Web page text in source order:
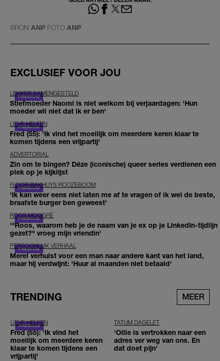
BRON ANP FOTO ANP
EXCLUSIEF VOOR JOU
LEKKER SAMENGESTELD
Stiefmoeder Naomi is niet welkom bij verjaardagen: 'Hun
moeder wil niet dat ik er ben'
LIEVE HELEEN
Fred (55): 'Ik vind het moeilijk om meerdere keren klaar te
komen tijdens een vrijpartij'
ADVERTORIAL
Zin om te bingen? Déze (iconische) queer series verdienen een
plek op je kijklijst
FLOOR BAKHUYS ROOZEBOOM
'Ik kan weer eens niet laten me af te vragen of ik wel de beste,
braafste burger ben geweest'
ROOS MOGGRÉ
'"Roos, waarom heb je de naam van je ex op je LinkedIn-tijdlijn
gezet?" vroeg mijn vriendin'
PERSOONLIJK VERHAAL
Merel verhuist voor een man naar andere kant van het land,
maar hij verdwijnt: 'Huur al maanden niet betaald'
TRENDING MEER
LIEVE HELEEN
Fred (55): 'Ik vind het
moeilijk om meerdere keren
klaar te komen tijdens een
vrijpartij'
TATUM DAGELET
'Ollie is vertrokken naar een
adres ver weg van ons. En
dat doet pijn’